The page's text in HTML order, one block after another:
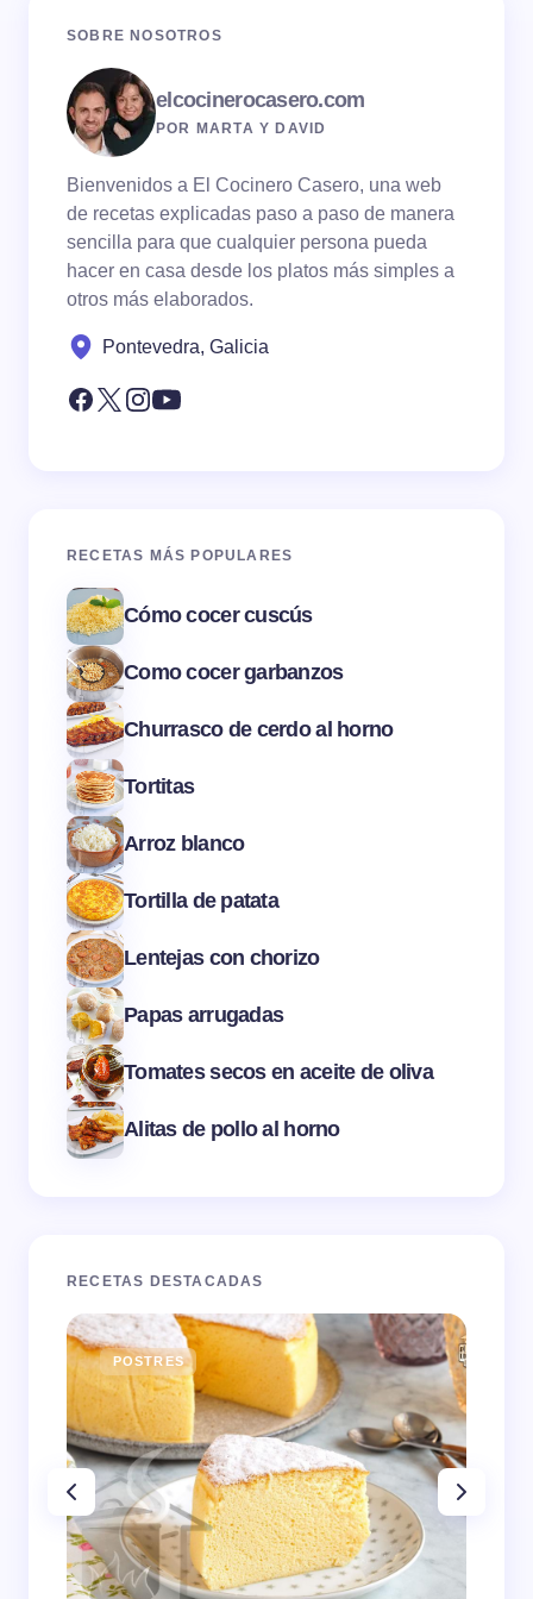
SOBRE NOSOTROS
elcocinerocasero.com
POR MARTA Y DAVID
Bienvenidos a El Cocinero Casero, una web
de recetas explicadas paso a paso de manera
sencilla para que cualquier persona pueda
hacer en casa desde los platos más simples a
otros más elaborados.
Pontevedra, Galicia
RECETAS MÁS POPULARES
Cómo cocer cuscús
Como cocer garbanzos
Churrasco de cerdo al horno
Tortitas
Arroz blanco
Tortilla de patata
Lentejas con chorizo
Papas arrugadas
Tomates secos en aceite de oliva
Alitas de pollo al horno
RECETAS DESTACADAS
POSTRES